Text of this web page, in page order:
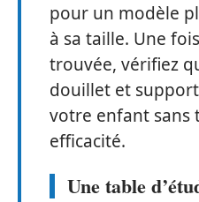
pour un modèle
à sa taille. Une
trouvée, vérifiez
douillet et
votre enfant sans
efficacité.
Une table